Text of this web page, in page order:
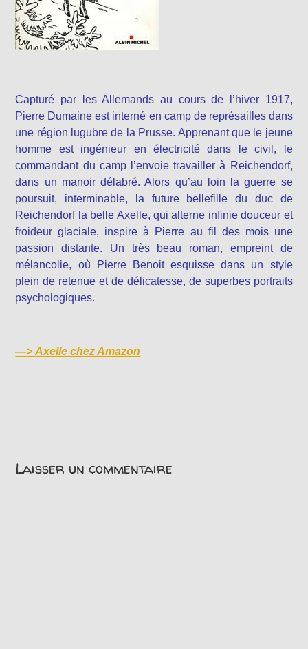
Capturé par les Allemands au cours de l’hiver 1917,
Pierre Dumaine est interné en camp de représailles dans
une région lugubre de la Prusse. Apprenant que le jeune
homme est ingénieur en électricité dans le civil, le
commandant du camp l’envoie travailler à Reichendorf,
dans un manoir délabré. Alors qu’au loin la guerre se
poursuit, interminable, la future bellefille du duc de
Reichendorf la belle Axelle, qui alterne infinie douceur et
froideur glaciale, inspire à Pierre au fil des mois une
passion distante. Un très beau roman, empreint de
mélancolie, où Pierre Benoit esquisse dans un style
plein de retenue et de délicatesse, de superbes portraits
psychologiques.
—>Axelle chez Amazon
Laisser un commentaire